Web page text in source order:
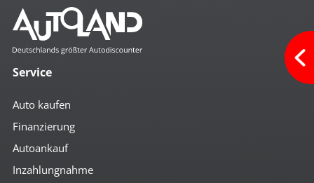
Service
Auto kaufen
Finanzierung
Autoankauf
Inzahlungnahme